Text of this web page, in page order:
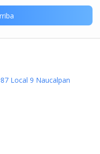
Local 9 Naucalpan